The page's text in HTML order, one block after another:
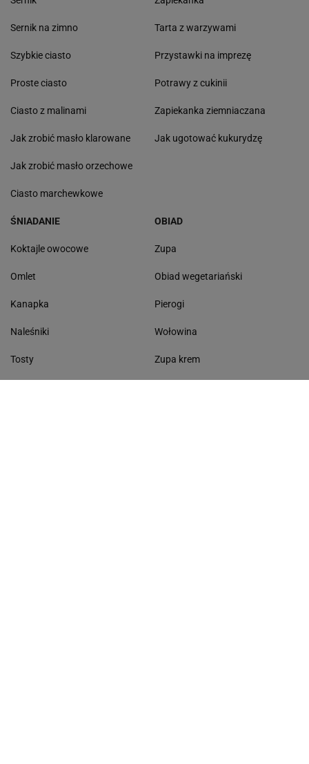
Sernik na zimno
Szybkie ciasto
Proste ciasto
Ciasto z malinami
Jak zrobić masło klarowane
Jak zrobić masło orzechowe
Ciasto marchewkowe
Tarta z warzywami
Przystawki na imprezę
Potrawy z cukinii
Zapiekanka ziemniaczana
Jak ugotować kukurydzę
ŚNIADANIE
Koktajle owocowe
Omlet
Kanapka
Naleśniki
Tosty
OBIAD
Zupa
Obiad wegetariański
Pierogi
Wołowina
Zupa krem